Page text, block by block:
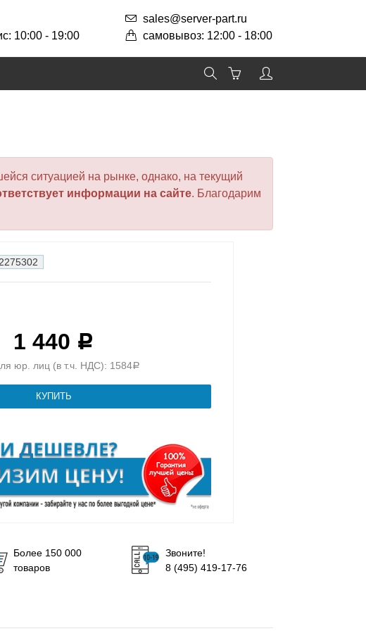
sales@server-part.ru
самовывоз: 12:00 - 18:00
10:00 - 19:00
ситуацией на рынке, однако, на текущий
информации на сайте. Благодарим
1 440 Р
юр. лиц (в т.ч. НДС): 1584Р
Более 150 000
товаров
Звоните!
8 (495) 419-17-76